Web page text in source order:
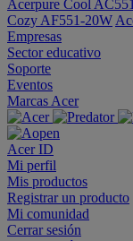
Acerpure Cool
Cozy AF551-20W
Empresas
Sector educativo
Soporte
Eventos
Marcas Acer
Acer ID
Mi perfil
Mis productos
Registrar un producto
Mi comunidad
Cerrar sesión